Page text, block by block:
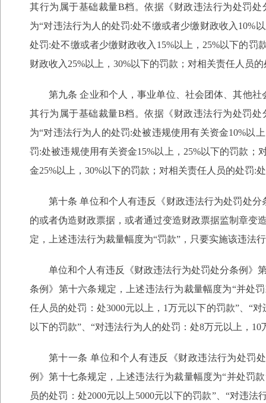
其行为属于基础裁量B档。依据《财政违法行为处罚
为“对违法行为人的处罚:处不缴或者少缴财政收入10%
处罚:处不缴或者少缴财政收入15%以上，25%以下的
财政收入25%以上，30%以下的罚款；对相关责任人员
第九条 企业和个人，事业单位、社会团体、其他
其行为属于基础裁量B档。依据《财政违法行为处罚
为“对违法行为人的处罚:处被违规使用有关资金10%以
罚:处被违规使用有关资金15%以上，25%以下的罚款
金25%以上，30%以下的罚款；对相关责任人员的处罚:
第十条 单位和个人有违反《财政违法行为处罚处
的或者伪造财政票据，或者通过变造财政票据监制章变
定，上述违法行为裁量幅度为“罚款”，只要实施该违法
单位和个人有违反《财政违法行为处罚处分条例》
条例》第十六条规定，上述违法行为裁量幅度为“并处
任人员的处罚：处3000元以上，1万元以下的罚款”、“
以下的罚款”、“对违法行为人的处罚：处8万元以上，
第十一条 单位和个人有违反《财政违法行为处罚
例》第十七条规定，上述违法行为裁量幅度为“并处罚
员的处罚：处2000元以上5000元以下的罚款”、“对违